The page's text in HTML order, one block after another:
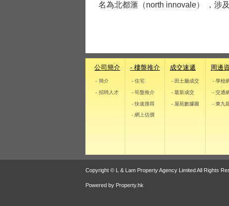
名為北都滙（north innovale） ，涉
公司簡介
- 簡介
- 招聘人才
- 樓盤推介
- 住宅
- 筍盤推介
- 快速搜尋
- 網上估價
成交速遞
- 田土廳成交
- 最新成交
- 屋苑數據圖
周邊
- 學校
- 交通
- 東九
Copyright © L & Lam Property Agency Limited All Rights
Powered by Property.hk